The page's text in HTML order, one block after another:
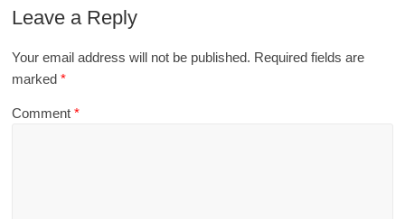
Leave a Reply
Your email address will not be published. Required fields are
marked*
Comment*